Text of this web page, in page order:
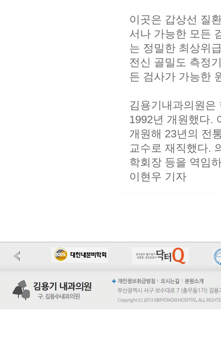
이곳은 갑상선 질
서나 가능한 모든
는 정밀한 최상위
전신 골밀도 측정
든 검사가 가능한
김용기내과의원은
1992년 개원했다.
개원해 23년의 전
교수로 재직했다.
학회장 등을 역임
이현우 기자